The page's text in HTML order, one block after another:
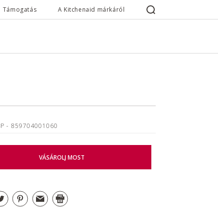
Támogatás A Kitchenaid márkáról
- 859704001060
VÁSÁROLJ MOST